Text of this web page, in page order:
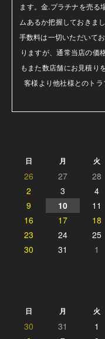
ます。金.プラチナを売る
ムあるか把握しておきま
手数料は一切いただいて
りますが、通常当店の価
もまた数店舗にお見積り
客様より他社様とのトラ
日 月 火
26 27 28
2
3 4
9
10 11
16
17 18
23
24 25
30
31 1
日 月 火
30 31 1